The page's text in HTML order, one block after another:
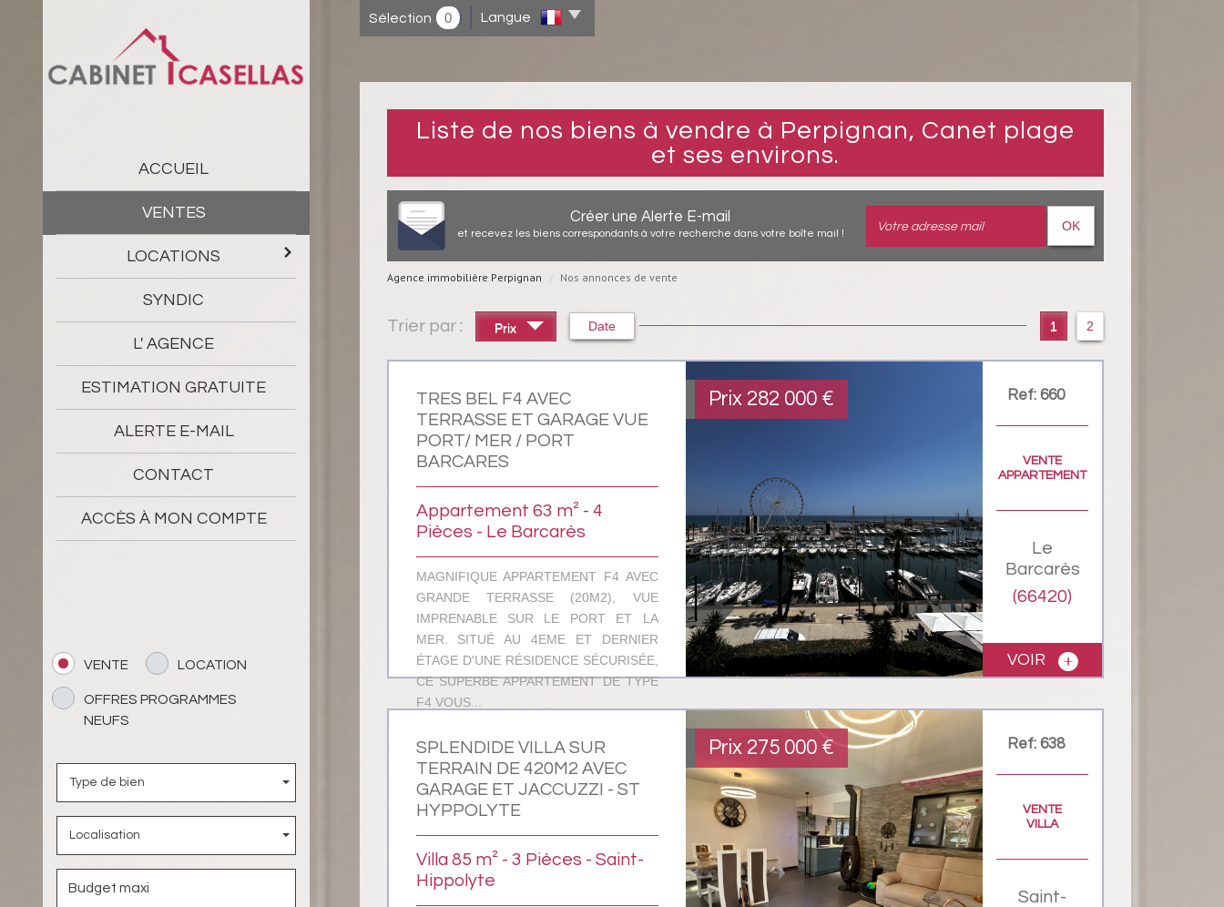
ACCUEIL
VENTES
LOCATIONS
SYNDIC
L' AGENCE
ESTIMATION GRATUITE
ALERTE E-MAIL
CONTACT
ACCÈS À MON COMPTE
VENTE LOCATION
OFFRES PROGRAMMES
NEUFS
Type de bien
Localisation
Sélection 0 Langue
Liste de nos biens à vendre à Perpignan, Canet plage
et ses environs.
Créer une Alerte E-mail
et recevez les biens correspondants à votre recherche dans votre boîte mail ! OK
Agence immobilière Perpignan Nos annonces de vente
Trier par : Prix Date 1 2
Prix 282 000 €
TRES BEL F4 AVEC
TERRASSE ET GARAGE VUE
PORT/ MER / PORT
BARCARES
Appartement 63 m² - 4
Pièces - Le Barcarès
MAGNIFIQUE APPARTEMENT F4 AVEC
GRANDE TERRASSE (20M2), VUE
IMPRENABLE SUR LE PORT ET LA
MER. SITUÉ AU 4EME ET DERNIER
ÉTAGE D'UNE RÉSIDENCE SÉCURISÉE,
CE SUPERBE APPARTEMENT DE TYPE
F4 VOUS...
Ref: 660
VENTE
APPARTEMENT
Le
Barcarès
(66420)
VOIR
Prix 275 000 €
SPLENDIDE VILLA SUR
TERRAIN DE 420M2 AVEC
GARAGE ET JACCUZZI - ST
HYPPOLYTE
Villa 85 m² - 3 Pièces - Saint-
Hippolyte
Ref: 638
VENTE
VILLA
Saint-